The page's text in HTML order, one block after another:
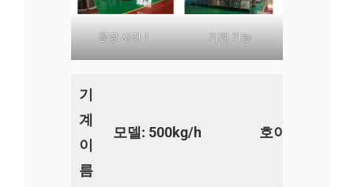
공장 사진 1 기계 기능
기
계
이
름
모델: 500kg/h 호이스트